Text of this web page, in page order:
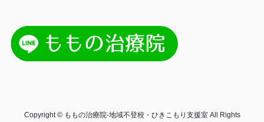
Copyright © ももの治療院-地域不登校・ひきこもり支援室 All Rights